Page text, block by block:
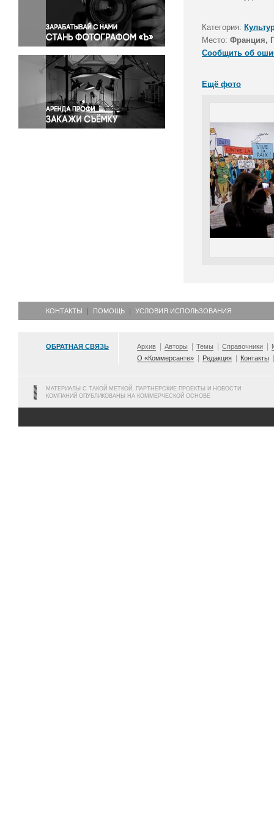
Правосудие
Происшествия и конфликты
Религия
Светская жизнь
Спорт
Экология
Экономика и бизнес
Категория:
Место: Франция,
Сообщить об
Ещё фото
КОНТАКТЫ ПОМОЩЬ УСЛОВИЯ ИСПОЛЬЗОВАНИЯ
ОБРАТНАЯ СВЯЗЬ Архив Авторы Темы Справочники
О «Коммерсанте»
Редакция Контакты
МАТЕРИАЛЫ С ТАКОЙ МЕТКОЙ, ПАРТНЕРСКИЕ ПРОЕКТЫ И НОВОСТИ
КОМПАНИЙ ОПУБЛИКОВАНЫ НА КОММЕРЧЕСКОЙ ОСНОВЕ